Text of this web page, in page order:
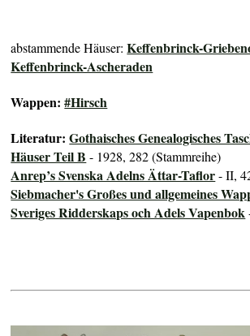
abstammende Häuser:Keffenbrinck-
Keffenbrinck-Ascheraden
Wappen:#Hirsch
Literatur:Gothaisches Genealogisches
Häuser Teil B - 1928, 282 (Stammreihe)
Anrep’s Svenska Adelns Ättar-Taflor- II,
Siebmacher's Großes und allgemeines
Sveriges Ridderskaps och Adels Vapenbok